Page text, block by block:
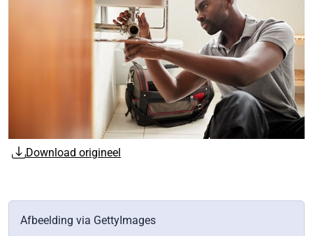
Download origineel
Afbeelding via GettyImages